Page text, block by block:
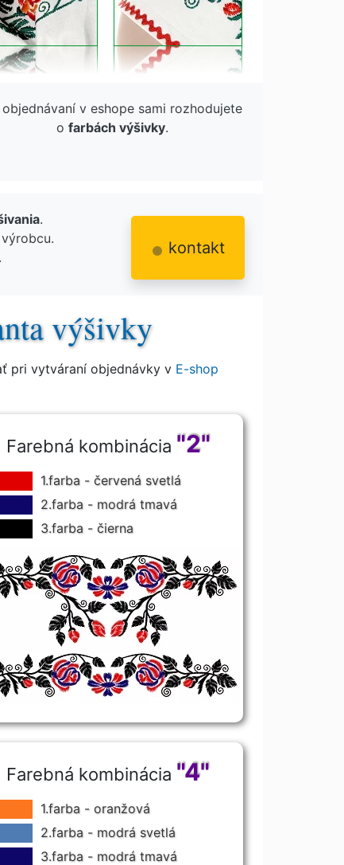
objednávaní v eshope sami rozhodujete
o farbách výšivky.
.
kontakt
výšivky
pri vytváraní objednávky v E-shop
Farebná kombinácia "2"
1.farba - červená svetlá
2.farba - modrá tmavá
3.farba - čierna
Farebná kombinácia "4"
1.farba - oranžová
2.farba - modrá svetlá
3.farba - modrá tmavá